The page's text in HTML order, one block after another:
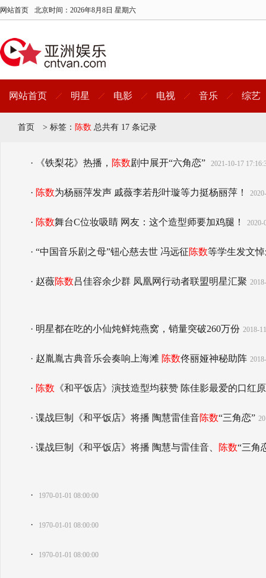
网站首页 北京时间： 2026年8月8日 星期六
网站首页 明星 电影 电视 音乐 综艺
首页 > 标签： 陈数 总共有 17 条记录
· 《铁梨花》热播， 陈数剧中展开“六角恋” 2021-10-17
· 陈数为杨丽萍发声 戚薇李若彤叶璇等力挺杨丽萍！
· 陈数舞台C位妆吸睛 网友：这个造型师要加鸡腿！ 2020-
· “中国音乐剧之母”钮心慈去世 冯远征陈数等学生发文
· 赵薇陈数吕佳容余少群 凤凰网行动者联盟明星汇聚
· 明星都在吃的小仙炖鲜炖燕窝，销量突破260万份 2018-
· 赵胤胤古典音乐会奏响上海滩 陈数佟丽娅神秘助阵
· 陈数 《和平饭店》演技造型均获赞 陈佳影最爱的口红
· 谍战巨制《和平饭店》将播 陶慧雷佳音陈数“三角恋”
· 谍战巨制《和平饭店》将播 陶慧与雷佳音、 陈数“三角
· 1970-01-01 08:00:00
· 1970-01-01 08:00:00
· 1970-01-01 08:00:00